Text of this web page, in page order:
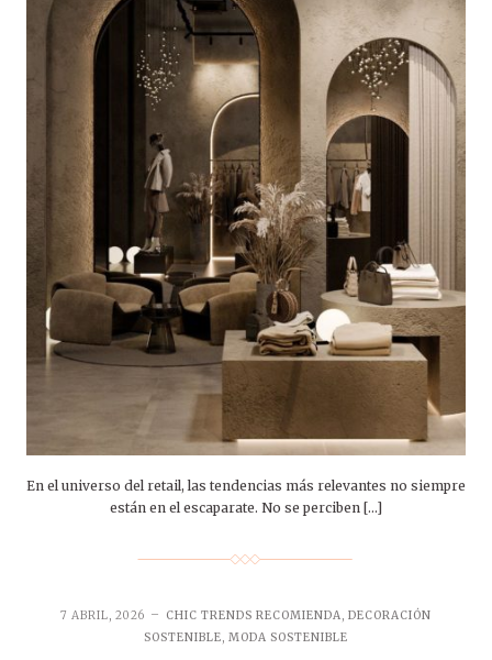
En el universo del retail, las tendencias más relevantes no siempre
están en el escaparate. No se perciben […]
7 ABRIL, 2026 CHIC TRENDS RECOMIENDA,DECORACIÓN
SOSTENIBLE, MODA SOSTENIBLE